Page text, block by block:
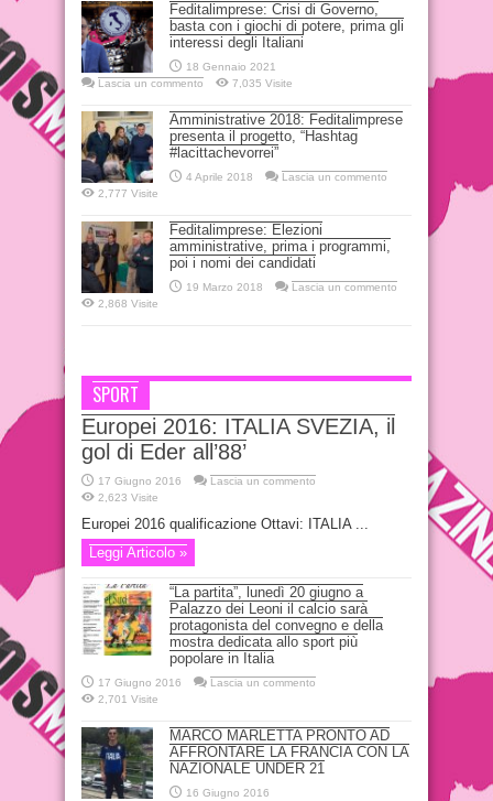
Feditalimprese: Crisi di Governo,
basta con i giochi di potere, prima gli
interessi degli Italiani
18 Gennaio 2021
Lascia un commento
7,035 Visite
Amministrative 2018: Feditalimprese
presenta il progetto, “Hashtag
#lacittachevorrei”
4 Aprile 2018
Lascia un commento
2,777 Visite
Feditalimprese: Elezioni
amministrative, prima i programmi,
poi i nomi dei candidati
19 Marzo 2018
Lascia un commento
2,868 Visite
SPORT
Europei 2016: ITALIA SVEZIA, il
gol di Eder all’88’
17 Giugno 2016
Lascia un commento
2,623 Visite
Europei 2016 qualificazione Ottavi: ITALIA ...
Leggi Articolo »
“La partita”, lunedì 20 giugno a
Palazzo dei Leoni il calcio sarà
protagonista del convegno e della
mostra dedicata allo sport più
popolare in Italia
17 Giugno 2016
Lascia un commento
2,701 Visite
MARCO MARLETTA PRONTO AD
AFFRONTARE LA FRANCIA CON LA
NAZIONALE UNDER 21
16 Giugno 2016